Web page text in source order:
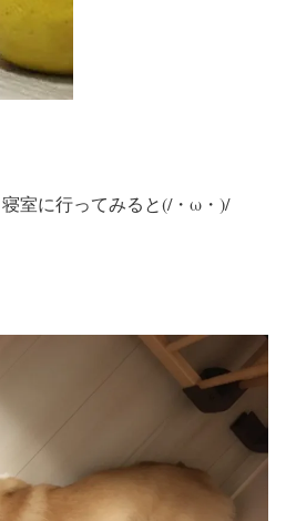
室に行ってみると(/・ω・)/